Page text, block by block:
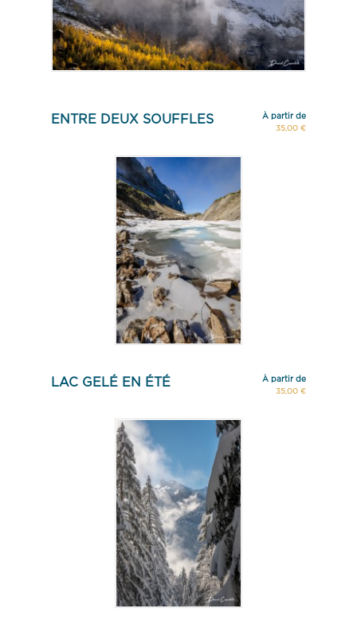
ENTRE DEUX SOUFFLES
À partir de
35,00 €
LAC GELÉ EN ÉTÉ
À partir de
35,00 €